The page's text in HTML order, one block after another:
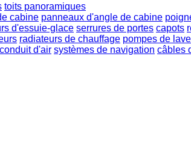
toits panoramiques
cabine panneaux d'angle de cabine
d'essuie-glace serrures de portes capots
radiateurs de chauffage pompes de
d'air systèmes de navigation câbles